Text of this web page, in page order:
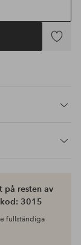
Lägg
på resten av
3015
fullständiga